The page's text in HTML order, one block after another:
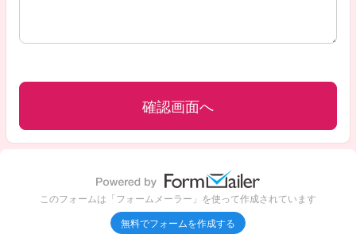
このフォームは「フォームメーラー」を使って作成されています
無料でフォームを作成する